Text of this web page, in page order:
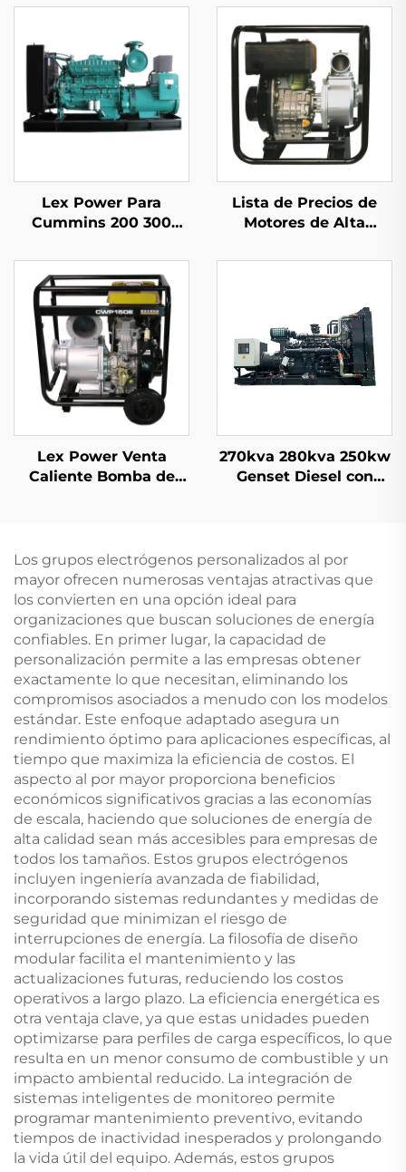
Lex Power Para
Cummins 200 300
de Generador Diésel
Silencioso
Lista de Precios de
Motores de Alta
para Agricultura con
Lex Power Venta
Caliente Bomba de
270kva 280kva 250kw
Genset Diesel con
Los grupos electrógenos personalizados al por
mayor ofrecen numerosas ventajas atractivas que
los convierten en una opción ideal para
organizaciones que buscan soluciones de energía
confiables. En primer lugar, la capacidad de
personalización permite a las empresas obtener
exactamente lo que necesitan, eliminando los
compromisos asociados a menudo con los modelos
estándar. Este enfoque adaptado asegura un
rendimiento óptimo para aplicaciones específicas, al
tiempo que maximiza la eficiencia de costos. El
aspecto al por mayor proporciona beneficios
económicos significativos gracias a las economías
de escala, haciendo que soluciones de energía de
alta calidad sean más accesibles para empresas de
todos los tamaños. Estos grupos electrógenos
incluyen ingeniería avanzada de fiabilidad,
incorporando sistemas redundantes y medidas de
seguridad que minimizan el riesgo de
interrupciones de energía. La filosofía de diseño
modular facilita el mantenimiento y las
actualizaciones futuras, reduciendo los costos
operativos a largo plazo. La eficiencia energética es
otra ventaja clave, ya que estas unidades pueden
optimizarse para perfiles de carga específicos, lo que
resulta en un menor consumo de combustible y un
impacto ambiental reducido. La integración de
sistemas inteligentes de monitoreo permite
programar mantenimiento preventivo, evitando
tiempos de inactividad inesperados y prolongando
la vida útil del equipo. Además, estos grupos